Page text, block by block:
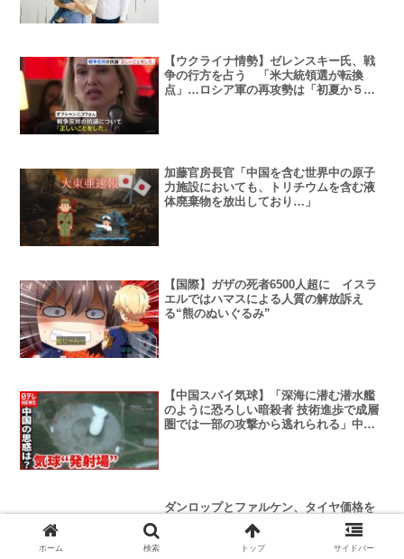
【ウクライナ情勢】ゼレンスキー氏、戦
争の行方を占う 「米大統領選が転換
点」…ロシア軍の再攻勢は「初夏か５月
加藤官房長官「中国を含む世界中の原子
力施設においても、トリチウムを含む液
体廃棄物を放出しており…」
【国際】ガザの死者6500人超に イスラ
エルではハマスによる人質の解放訴え
る“熊のぬいぐるみ”
【中国スパイ気球】「深海に潜む潜水艦
のように恐ろしい暗殺者 技術進歩で成層
圏では一部の攻撃から逃れられる」中国
ダンロップとファルケン、タイヤ価格を
平均6%値上げ…9月1日から
ホーム 検索 トップ サイドバー